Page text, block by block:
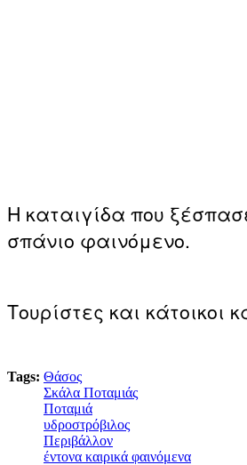
Η καταιγίδα που
σπάνιο φαινόμενο.
Τουρίστες και
Tags: Θάσος
Σκάλα Ποταμιάς
Ποταμιά
υδροστρόβιλος
Περιβάλλον
έντονα καιρικά φαινόμενα